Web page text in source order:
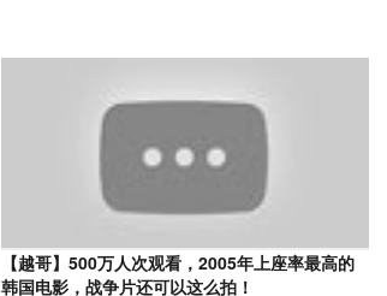
【越哥】500万人次观看，2005年上座率最高的
韩国电影，战争片还可以这么拍！